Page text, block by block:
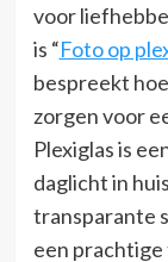
voor
is “Foto op
bespreekt
zorgen voor
Plexiglas is
daglicht in
transparante
een prachtige